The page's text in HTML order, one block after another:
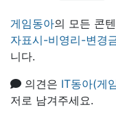
게임동아의 모든 콘
자표시-비영리-변경
니다.
의견은 IT동아(게
저로 남겨주세요.